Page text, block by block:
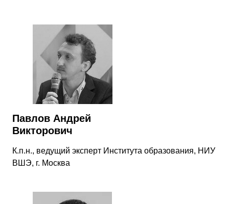
Павлов Андрей
Викторович
К.п.н., ведущий эксперт Института образования, НИУ
ВШЭ, г. Москва